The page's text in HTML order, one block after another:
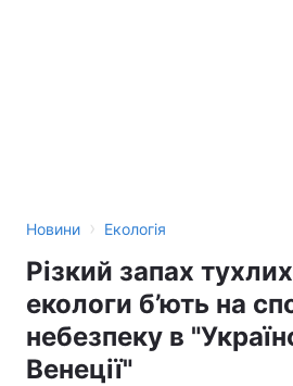
Новини › Екологія
Різкий запах
екологи б’ють на
небезпеку в
Венеції"